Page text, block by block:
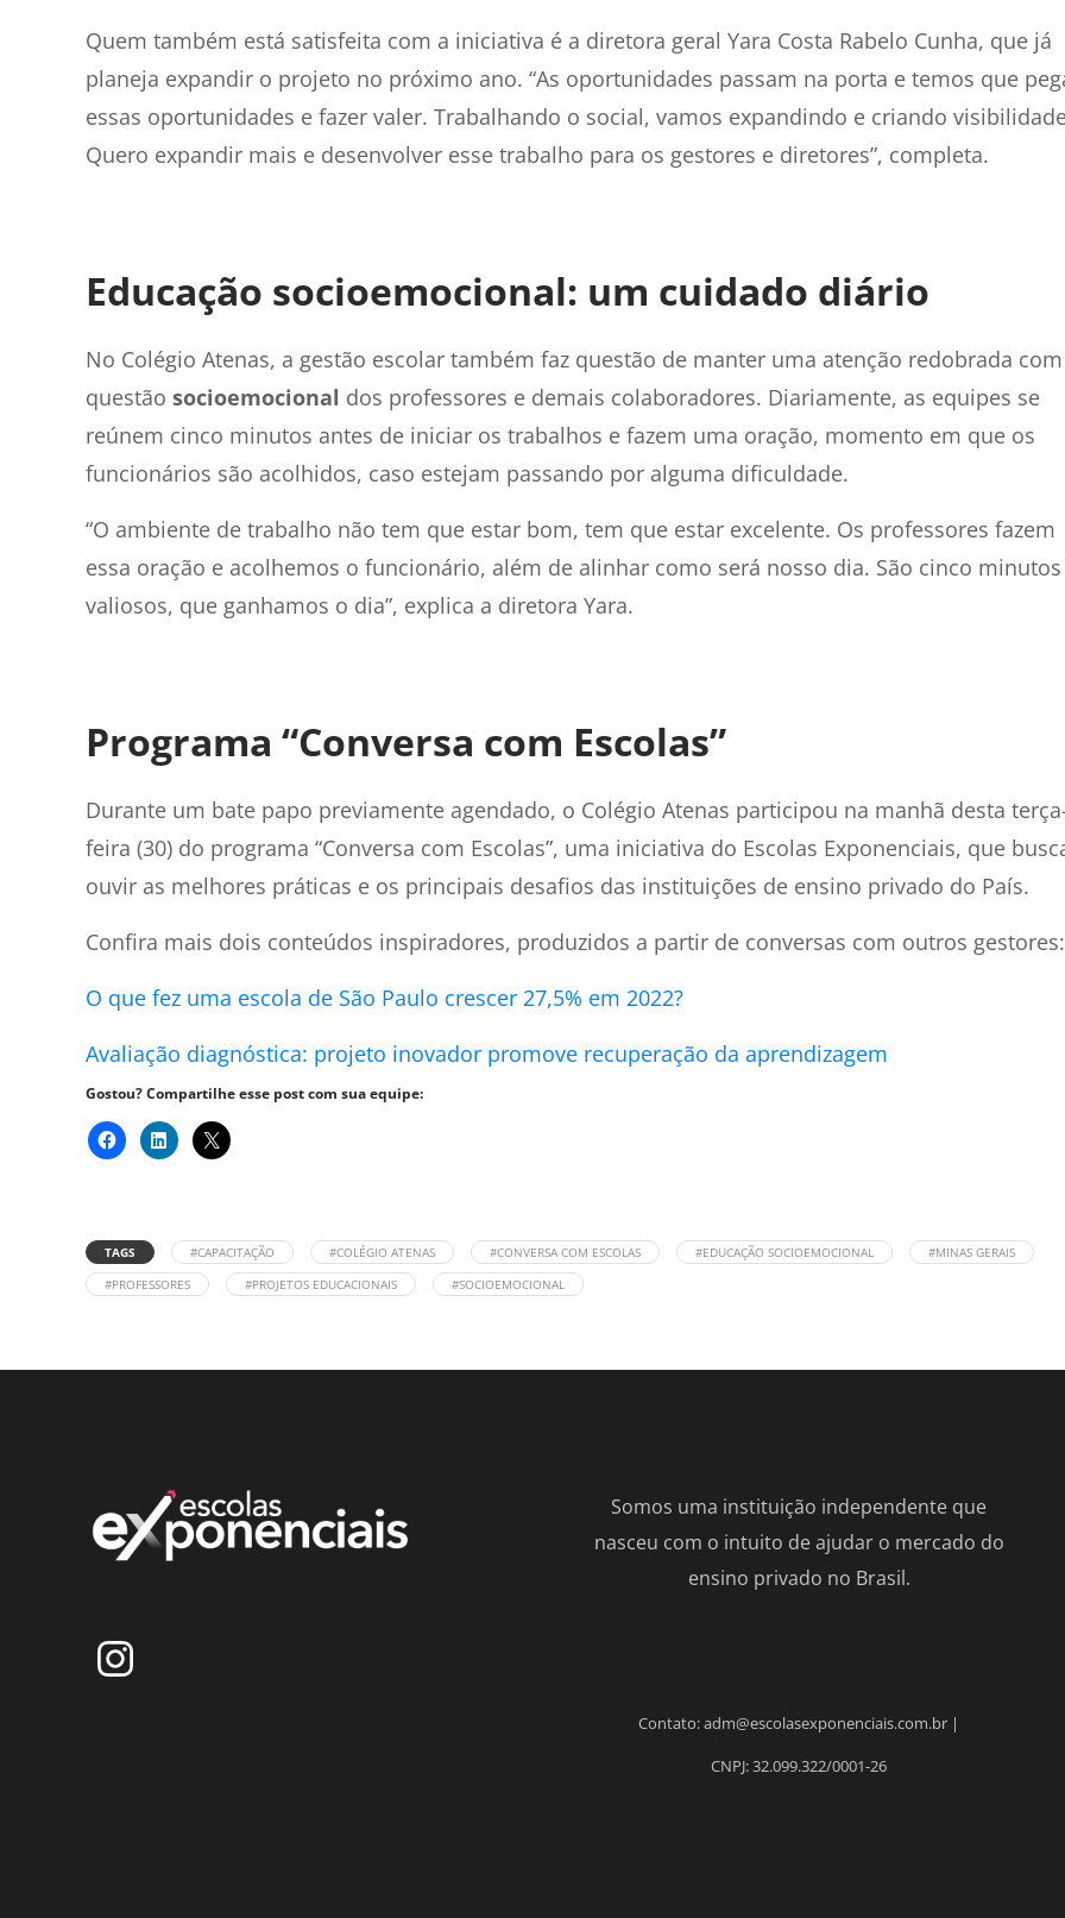
Quem também está satisfeita com a iniciativa é a diretora geral Yara Costa Rabelo Cunha, que já
planeja expandir o projeto no próximo ano. “As oportunidades passam na porta e temos que
essas oportunidades e fazer valer. Trabalhando o social, vamos expandindo e criando
Quero expandir mais e desenvolver esse trabalho para os gestores e diretores”, completa.
Educação socioemocional: um cuidado diário
No Colégio Atenas, a gestão escolar também faz questão de manter uma atenção redobrada
questão socioemocional dos professores e demais colaboradores. Diariamente, as equipes se
reúnem cinco minutos antes de iniciar os trabalhos e fazem uma oração, momento em que os
funcionários são acolhidos, caso estejam passando por alguma dificuldade.
“O ambiente de trabalho não tem que estar bom, tem que estar excelente. Os professores fazem
essa oração e acolhemos o funcionário, além de alinhar como será nosso dia. São cinco minutos
valiosos, que ganhamos o dia”, explica a diretora Yara.
Programa “Conversa com Escolas”
Durante um bate papo previamente agendado, o Colégio Atenas participou na manhã desta
feira (30) do programa “Conversa com Escolas”, uma iniciativa do Escolas Exponenciais, que
ouvir as melhores práticas e os principais desafios das instituições de ensino privado do País.
Confira mais dois conteúdos inspiradores, produzidos a partir de conversas com outros gestores:
O que fez uma escola de São Paulo crescer 27,5% em 2022?
Avaliação diagnóstica: projeto inovador promove recuperação da aprendizagem
Gostou? Compartilhe esse post com sua equipe:
TAGS #CAPACITAÇÃO #COLÉGIO ATENAS #CONVERSA COM ESCOLAS #EDUCAÇÃO SOCIOEMOCIONAL
#MINAS GERAIS
#PROFESSORES
#PROJETOS EDUCACIONAIS #SOCIOEMOCIONAL
Somos uma instituição independente que
nasceu com o intuito de ajudar o mercado do
ensino privado no Brasil.
Contato: adm@escolasexponenciais.com.br |
CNPJ: 32.099.322/0001-26